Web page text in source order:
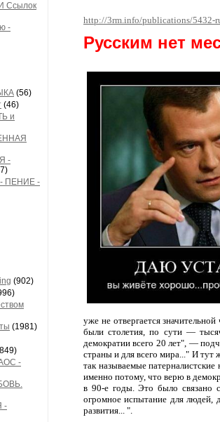
Ссылок
-
(56)
(46)
и
-
ПЕНИЕ -
(902)
(1981)
-
-
http://3rm.info/publications/5432-
Русским нет
уже не отвергается
были столетия, по сути —
демократии всего 20 лет", —
страны и для всего мира..." И
так называемые
именно потому, что верю в
в 90-е годы. Это было связано
огромное испытание для людей,
развития... ".